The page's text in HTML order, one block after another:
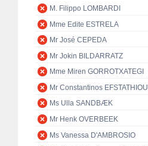
M. Filippo LOMBARDI
Mme Edite ESTRELA
Mr José CEPEDA
Mr Jokin BILDARRATZ
Mme Miren GORROTXATEGI
Mr Constantinos EFSTATHIOU
Ms Ulla SANDBÆK
Mr Henk OVERBEEK
Ms Vanessa D'AMBROSIO